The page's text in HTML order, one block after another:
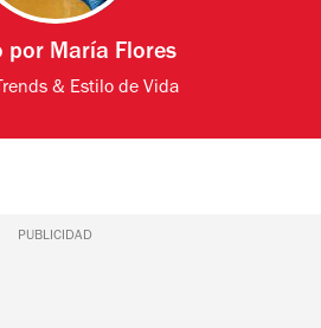
por María Flores
& Estilo de Vida
PUBLICIDAD